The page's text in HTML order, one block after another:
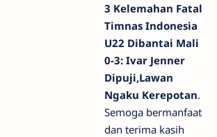
3 Kelemahan Fatal
Timnas Indonesia
U22 Dibantai Mali
0-3: Ivar Jenner
Dipuji,Lawan
Ngaku Kerepotan.
Semoga bermanfaat
dan terima kasih